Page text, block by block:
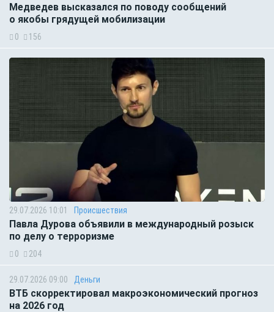
Медведев высказался по поводу сообщений
о якобы грядущей мобилизации
0 156
29.07.2026 10:01 Происшествия
Павла Дурова объявили в международный розыск
по делу о терроризме
0 204
29.07.2026 09:00 Деньги
ВТБ скорректировал макроэкономический прогноз
на 2026 год